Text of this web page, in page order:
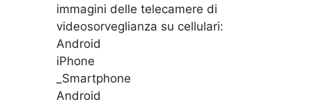
immagini delle telecamere di
videosorveglianza su cellulari:
Android
iPhone
_Smartphone
Android